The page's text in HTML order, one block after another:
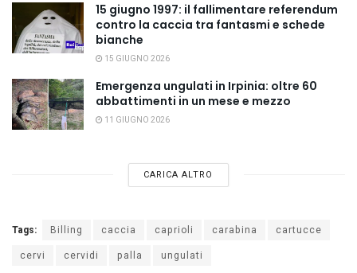
15 giugno 1997: il fallimentare referendum
contro la caccia tra fantasmi e schede
bianche
15 GIUGNO 2026
Emergenza ungulati in Irpinia: oltre 60
abbattimenti in un mese e mezzo
11 GIUGNO 2026
CARICA ALTRO
Tags: Billing caccia caprioli carabina
cartucce
cervi
cervidi palla ungulati